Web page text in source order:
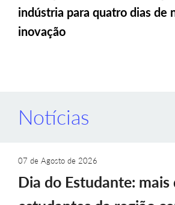
indústria para quatro dias de
inovação
Notícias
07 de Agosto de 2026
Dia do Estudante: